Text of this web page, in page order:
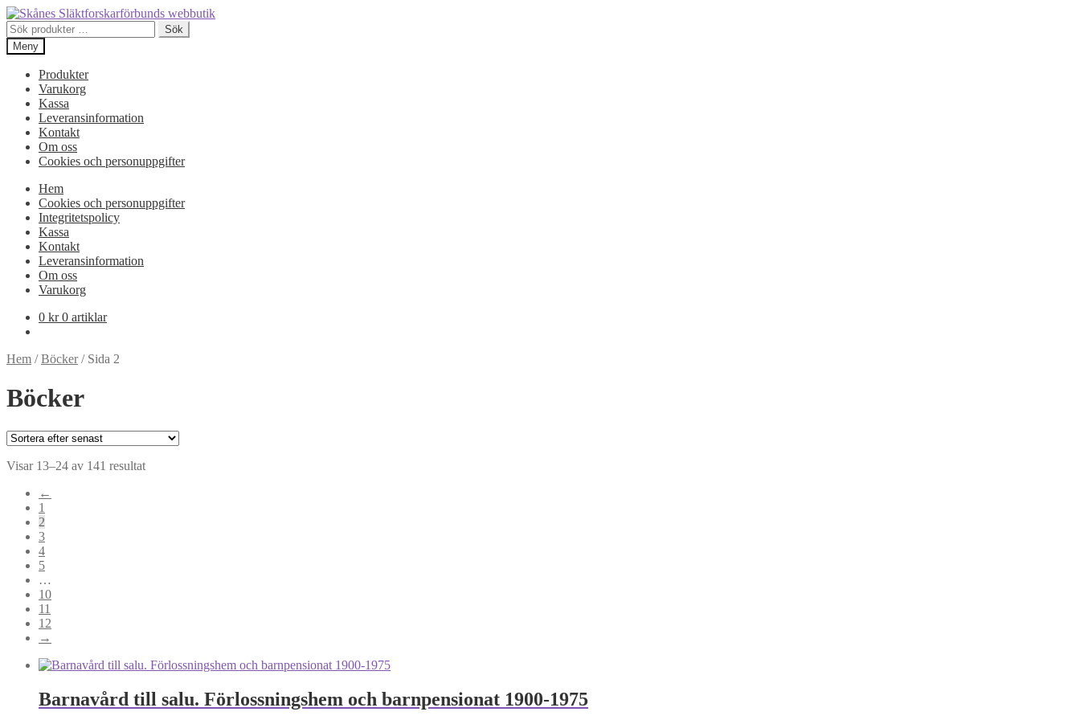
Hoppa
till
navigering
Hoppa
till
innehåll
Sök
efter:
Sök
Meny
Produkter
Varukorg
Kassa
Leveransinformation
Kontakt
Om oss
Cookies och personuppgifter
Hem
Cookies och personuppgifter
Integritetspolicy
Kassa
Kontakt
Leveransinformation
Om oss
Varukorg
0 kr 0 artiklar
Hem /Böcker/ Sida 2
Böcker
Visar 13–24 av 141 resultatSortera
←
1
2
3
4
5
…
10
11
12
→
Barnavård till salu. Förlossningshem och barnpensionat 1900-1975